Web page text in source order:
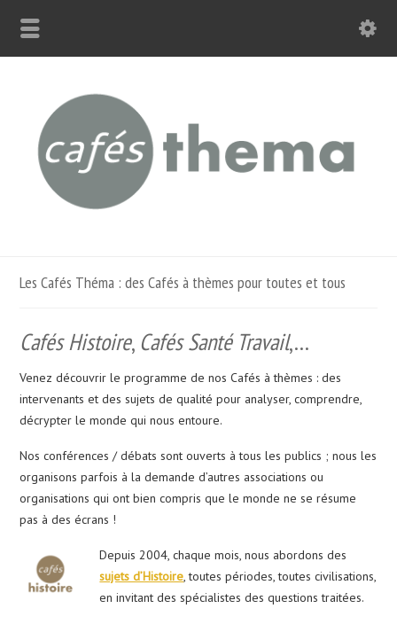
Les Cafés Théma : des Cafés à thèmes pour toutes et tous
Cafés Histoire, Cafés Santé Travail,…
Venez découvrir le programme de nos Cafés à thèmes : des
intervenants et des sujets de qualité pour analyser, comprendre,
décrypter le monde qui nous entoure.
Nos conférences / débats sont ouverts à tous les publics ; nous les
organisons parfois à la demande d’autres associations ou
organisations qui ont bien compris que le monde ne se résume
pas à des écrans !
Depuis 2004, chaque mois, nous abordons des
sujets d’Histoire, toutes périodes, toutes civilisations,
en invitant des spécialistes des questions traitées.